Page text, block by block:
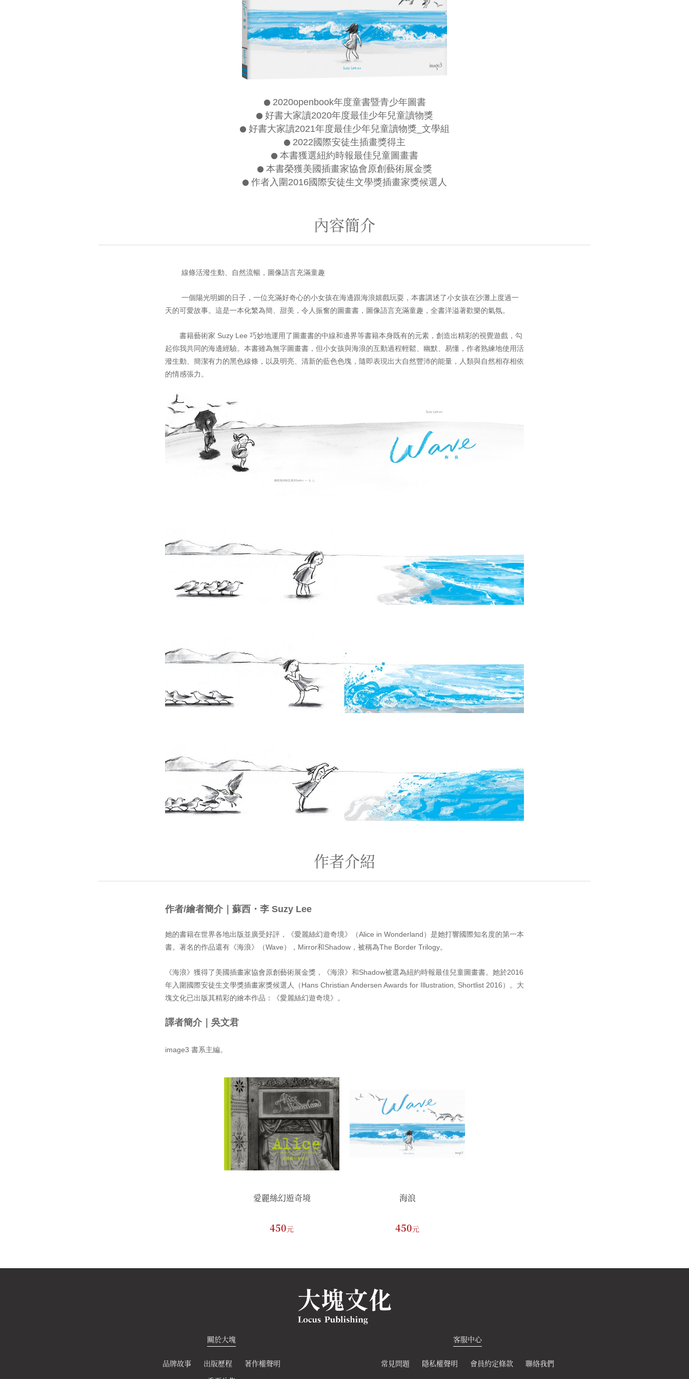
● 2020openbook年度童書暨青少年圖書
● 好書大家讀2020年度最佳少年兒童讀物獎
● 好書大家讀2021年度最佳少年兒童讀物獎_文學組
● 2022國際安徒生插畫獎得主
● 本書獲選紐約時報最佳兒童圖畫書
● 本書榮獲美國插畫家協會原創藝術展金獎
● 作者入圍2016國際安徒生文學獎插畫家獎候選人
內容簡介
線條活潑生動、自然流暢，圖像語言充滿童趣
一個陽光明媚的日子，一位充滿好奇心的小女孩在海邊跟海浪嬉戲玩耍，本書講述了小女孩在沙灘上度過一
天的可愛故事。這是一本化繁為簡、甜美，令人振奮的圖畫書，圖像語言充滿童趣，全書洋溢著歡樂的氣氛。
書籍藝術家 Suzy Lee 巧妙地運用了圖畫書的中線和邊界等書籍本身既有的元素，創造出精彩的視覺遊戲，勾
起你我共同的海邊經驗。本書雖為無字圖畫書，但小女孩與海浪的互動過程輕鬆、幽默、易懂，作者熟練地使用活
潑生動、簡潔有力的黑色線條，以及明亮、清新的藍色色塊，隨即表現出大自然豐沛的能量，人類與自然相存相依
的情感張力。
作者介紹
作者/繪者簡介｜蘇西・李 Suzy Lee
她的書籍在世界各地出版並廣受好評，《愛麗絲幻遊奇境》（Alice in Wonderland）是她打響國際知名度的第一本
書。著名的作品還有《海浪》（Wave），Mirror和Shadow，被稱為The Border Trilogy。
《海浪》獲得了美國插畫家協會原創藝術展金獎，《海浪》和Shadow被選為紐約時報最佳兒童圖畫書。她於2016
年入圍國際安徒生文學獎插畫家獎候選人（Hans Christian Andersen Awards for Illustration, Shortlist 2016）。大
塊文化已出版其精彩的繪本作品：《愛麗絲幻遊奇境》。
譯者簡介｜ 吳文君
image3 書系主編。
愛麗絲幻遊奇境
450元
海浪
450元
關於大塊
品牌故事 出版歷程 著作權聲明
客服中心
常見問題 隱私權聲明 會員約定條款
聯絡我們